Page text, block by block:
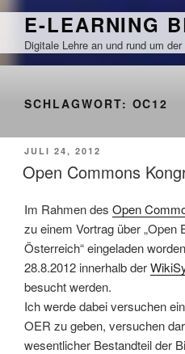
Zum
springen
E-LEARNING
Digitale Lehre an und rund um
SCHLAGWORT: OC12
VERÖFFENTLICHT
AM
JULI 24, 2012
Open Commons
Im Rahmen des Open
zu einem Vortrag über „Open
Österreich“ eingeladen
28.8.2012 innerhalb der
besucht werden.
Ich werde dabei versuchen
OER zu geben, versuchen
wesentlicher Bestandteil der